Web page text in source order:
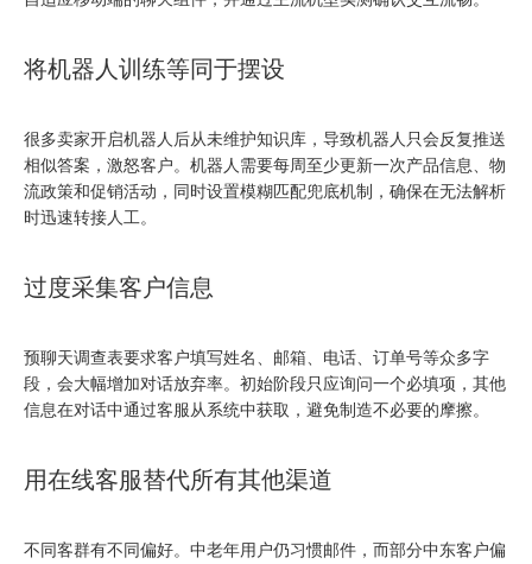
将机器人训练等同于摆设
很多卖家开启机器人后从未维护知识库，导致机器人只会反复推送
相似答案，激怒客户。机器人需要每周至少更新一次产品信息、物
流政策和促销活动，同时设置模糊匹配兜底机制，确保在无法解析
时迅速转接人工。
过度采集客户信息
预聊天调查表要求客户填写姓名、邮箱、电话、订单号等众多字
段，会大幅增加对话放弃率。初始阶段只应询问一个必填项，其他
信息在对话中通过客服从系统中获取，避免制造不必要的摩擦。
用在线客服替代所有其他渠道
不同客群有不同偏好。中老年用户仍习惯邮件，而部分中东客户偏